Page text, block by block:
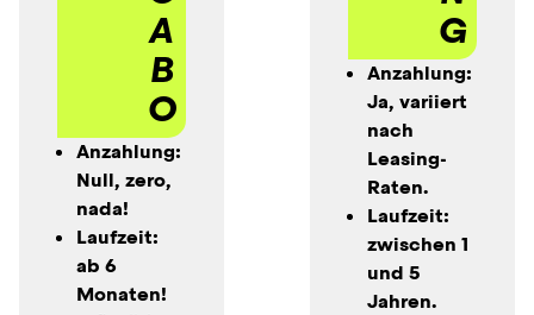
A
B
O
Anzahlung:
Null, zero,
nada!
Laufzeit:
ab 6
Monaten!
G
Anzahlung:
Ja, variiert
nach
Leasing-
Raten.
Laufzeit:
zwischen 1
und 5
Jahren.